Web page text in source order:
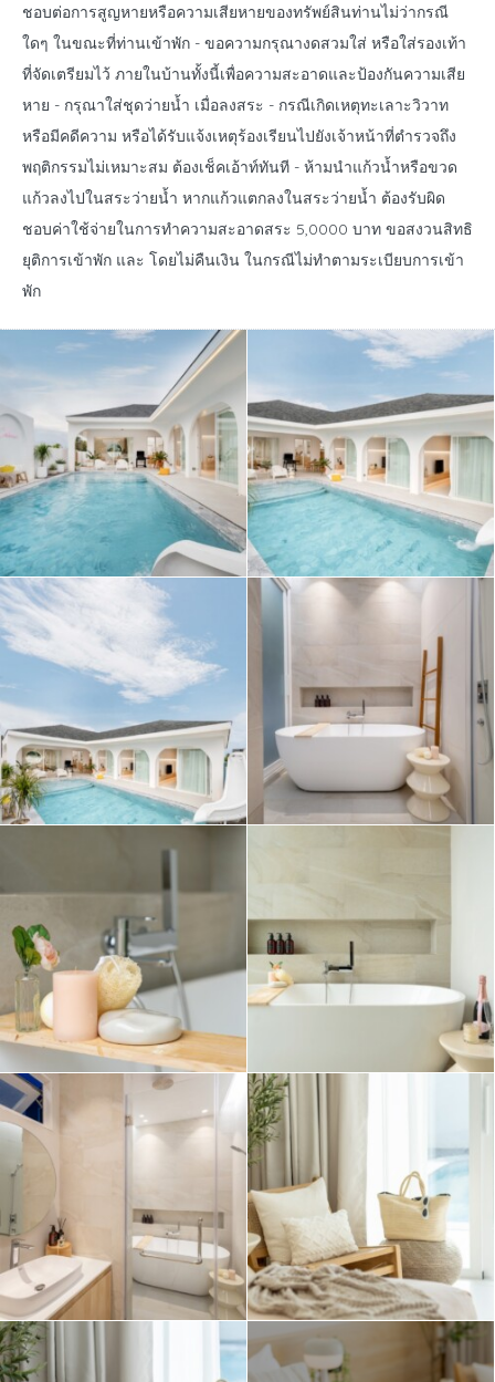
ชอบต่อการสูญหายหรือความเสียหายของทรัพย์สินท่านไม่ว่ากรณี
ใดๆ ในขณะที่ท่านเข้าพัก - ขอความกรุณางดสวมใส่ หรือใส่รองเท้า
ที่จัดเตรียมไว้ ภายในบ้านทั้งนี้เพื่อความสะอาดและป้องกันความเสีย
หาย - กรุณาใส่ชุดว่ายน้ำ เมื่อลงสระ - กรณีเกิดเหตุทะเลาะวิวาท
หรือมีคดีความ หรือได้รับแจ้งเหตุร้องเรียนไปยังเจ้าหน้าที่ตำรวจถึง
พฤติกรรมไม่เหมาะสม ต้องเช็คเอ้าท์ทันที - ห้ามนำแก้วน้ำหรือขวด
แก้วลงไปในสระว่ายน้ำ หากแก้วแตกลงในสระว่ายน้ำ ต้องรับผิด
ชอบค่าใช้จ่ายในการทำความสะอาดสระ 5,0000 บาท ขอสงวนสิทธิ
ยุติการเข้าพัก และ โดยไม่คืนเงิน ในกรณีไม่ทำตามระเบียบการเข้า
พัก